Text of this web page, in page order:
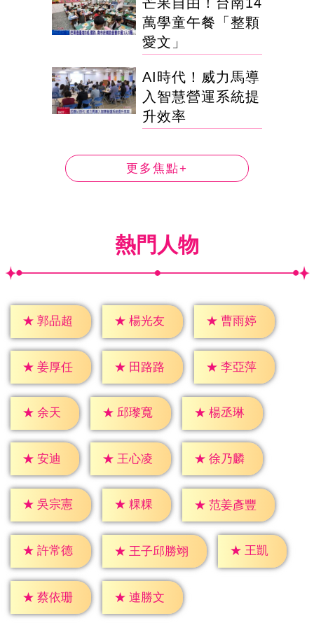
萬學童午餐「整顆
愛文」
AI時代！威力馬導
入智慧營運系統提
升效率
更多焦點+
熱門人物
★ 郭品超 ★ 楊光友 ★ 曹雨婷
★ 姜厚任 ★ 田路路 ★ 李亞萍
★ 余天 ★ 邱瓈寬 ★ 楊丞琳
★ 安迪 ★ 王心凌 ★ 徐乃麟
★ 吳宗憲 ★ 粿粿 ★ 范姜彥豐
★ 許常德 ★ 王子邱勝翊 ★ 王凱
★ 蔡依珊 ★ 連勝文